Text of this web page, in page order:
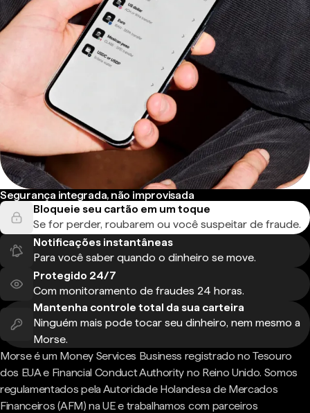
Segurança integrada, não improvisada
Bloqueie seu cartão em um toque
Se for perder, roubarem ou você suspeitar de fraude.
Notificações instantâneas
Para você saber quando o dinheiro se move.
Protegido 24/7
Com monitoramento de fraudes 24 horas.
Mantenha controle total da sua carteira
Ninguém mais pode tocar seu dinheiro, nem mesmo a
Morse.
Morse é um Money Services Business registrado no Tesouro
dos EUA e Financial Conduct Authority no Reino Unido. Somos
regulamentados pela Autoridade Holandesa de Mercados
Financeiros (AFM) na UE e trabalhamos com parceiros